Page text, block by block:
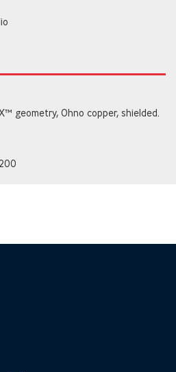
geometry, Ohno copper, shielded.